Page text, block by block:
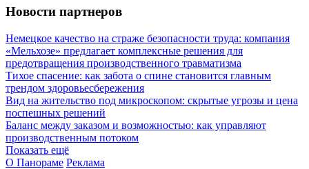
Новости партнеров
Немецкое качество на страже безопасности труда: компания
«Мельхозе» предлагает комплексные решения для
предотвращения производственного травматизма
Тихое спасение: как забота о спине становится главным
трендом здоровьесбережения
Вид на жительство под микроскопом: скрытые угрозы и цена
поспешных решений
Баланс между заказом и возможностью: как управляют
производственным потоком
Показать ещё
О Панораме Реклама